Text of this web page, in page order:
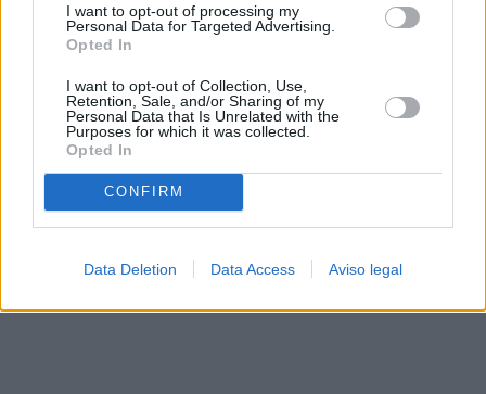
I want to opt-out of processing my
Personal Data for Targeted Advertising.
Opted In
I want to opt-out of Collection, Use,
Retention, Sale, and/or Sharing of my
Personal Data that Is Unrelated with the
Purposes for which it was collected.
Opted In
CONFIRM
Data Deletion Data Access Aviso legal